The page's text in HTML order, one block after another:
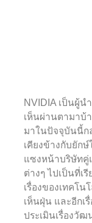
NVIDIA เป็นผู้น
เห็นผ่านตามาบ้
มาในปัจจุบันนี้ก
เคียงข้างกับยัก
แซงหน้าบริษัทคู่
ต่างๆ ไปเป็นที่เ
เรื่องของเทคโน
เห็นฝุ่น และอีกเ
ประเมินเรื่องวั